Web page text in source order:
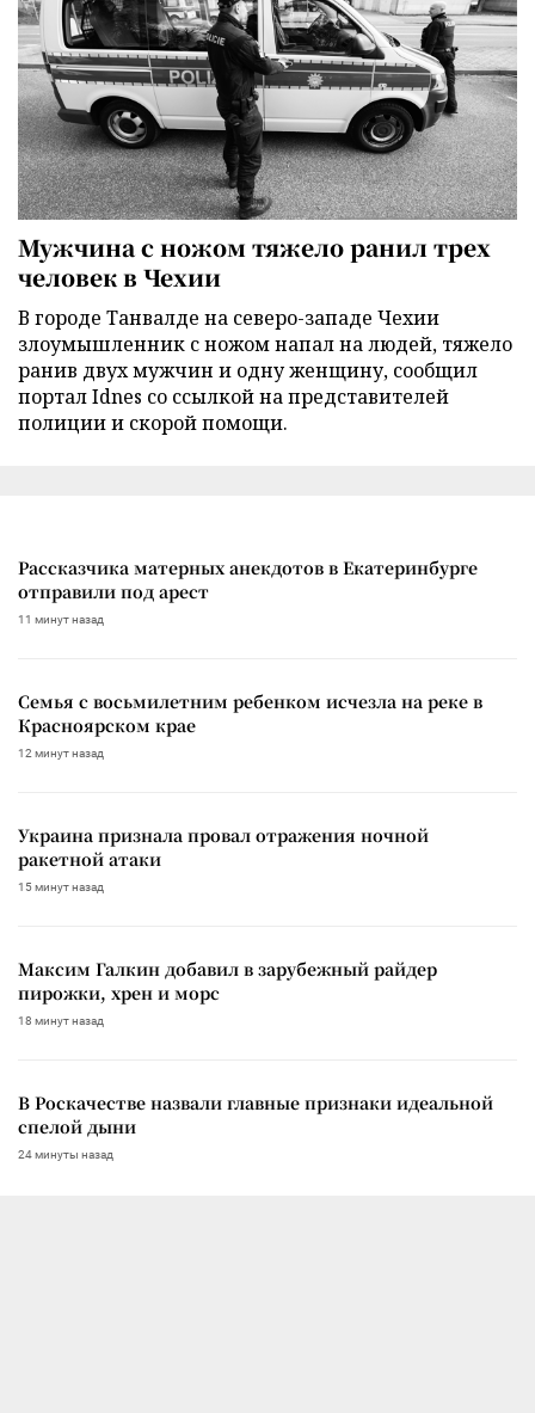
Мужчина с ножом тяжело ранил трех
человек в Чехии
В городе Танвалде на северо-западе Чехии
злоумышленник с ножом напал на людей, тяжело
ранив двух мужчин и одну женщину, сообщил
портал Idnes со ссылкой на представителей
полиции и скорой помощи.
Рассказчика матерных анекдотов в Екатеринбурге
отправили под арест
11 минут назад
Семья с восьмилетним ребенком исчезла на реке в
Красноярском крае
12 минут назад
Украина признала провал отражения ночной
ракетной атаки
15 минут назад
Максим Галкин добавил в зарубежный райдер
пирожки, хрен и морс
18 минут назад
В Роскачестве назвали главные признаки идеальной
спелой дыни
24 минуты назад